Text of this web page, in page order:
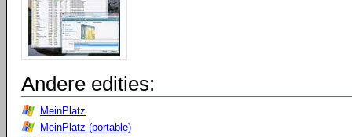
Andere edities:
MeinPlatz
MeinPlatz (portable)